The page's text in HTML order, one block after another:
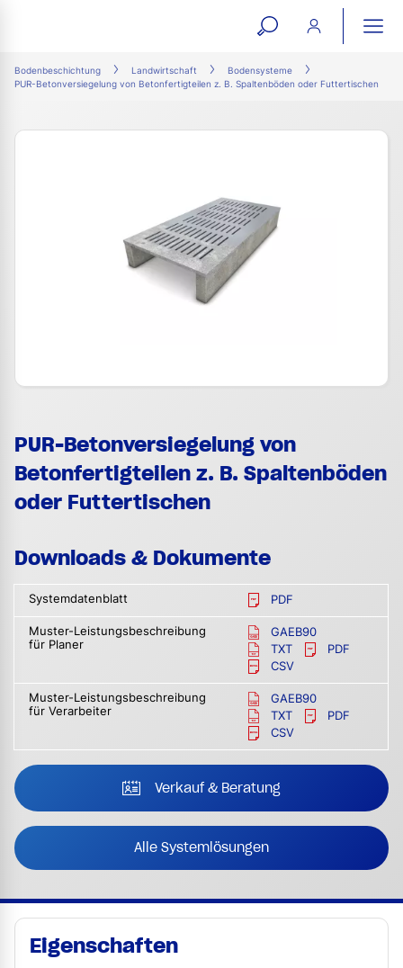
open
search
Bodenbeschichtung Landwirtschaft
Bodensysteme
PUR-Betonversiegelung von Betonfertigteilen z. B. Spaltenböden oder Futtertischen
PUR-Betonversiegelung von
Betonfertigteilen z. B. Spaltenböden
oder Futtertischen
Downloads & Dokumente
Systemdatenblatt PDF
Muster-Leistungsbeschreibung
für Planer
GAEB90
TXT
PDF
CSV
Muster-Leistungsbeschreibung
für Verarbeiter
GAEB90
TXT
PDF
CSV
Verkauf & Beratung
Alle Systemlösungen
Eigenschaften